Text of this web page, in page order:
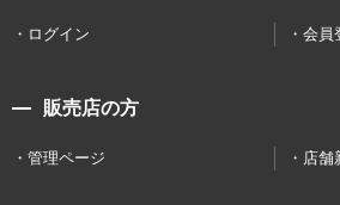
ログイン 会員
販売店の方
管理ページ 店舗